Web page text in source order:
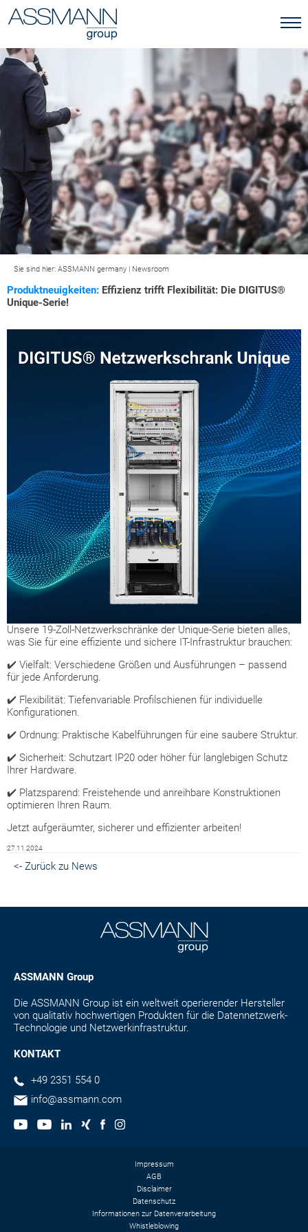
Sie sind hier: ASSMANN germany | Newsroom
Produktneuigkeiten: Effizienz trifft Flexibilität: Die DIGITUS®
Unique-Serie!
Unsere 19-Zoll-Netzwerkschränke der Unique-Serie bieten alles,
was Sie für eine effiziente und sichere IT-Infrastruktur brauchen:
✔️ Vielfalt: Verschiedene Größen und Ausführungen – passend
für jede Anforderung.
✔️ Flexibilität: Tiefenvariable Profilschienen für individuelle
Konfigurationen.
✔️ Ordnung: Praktische Kabelführungen für eine saubere Struktur.
✔️ Sicherheit: Schutzart IP20 oder höher für langlebigen Schutz
Ihrer Hardware.
✔️ Platzsparend: Freistehende und anreihbare Konstruktionen
optimieren Ihren Raum.
Jetzt aufgeräumter, sicherer und effizienter arbeiten!
27.11.2024
<- Zurück zu News
ASSMANN Group
Die ASSMANN Group ist ein weltweit operierender Hersteller
von qualitativ hochwertigen Produkten für die Datennetzwerk-
Technologie und Netzwerkinfrastruktur.
KONTAKT
+49 2351 554 0
info@assmann.com
Impressum
AGB
Disclaimer
Datenschutz
Informationen zur Datenverarbeitung
Whistleblowing